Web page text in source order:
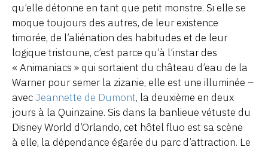
qu’elle détonne en tant que petit monstre. Si elle se
moque toujours des autres, de leur existence
timorée, de l’aliénation des habitudes et de leur
logique tristoune, c’est parce qu’à l’instar des
« Animaniacs » qui sortaient du château d’eau de la
Warner pour semer la zizanie, elle est une illuminée –
avecJeannette de Dumont, la deuxième en deux
jours à la Quinzaine. Sis dans la banlieue vétuste du
Disney World d’Orlando, cet hôtel fluo est sa scène
à elle, la dépendance égarée du parc d’attraction. Le